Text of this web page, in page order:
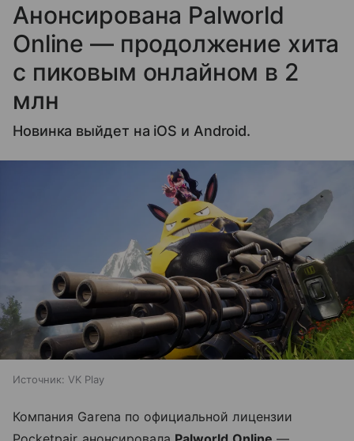
Анонсирована Palworld
Online — продолжение хита
с пиковым онлайном в 2
млн
Новинка выйдет на iOS и Android.
Источник: VK Play
Компания Garena по официальной лицензии